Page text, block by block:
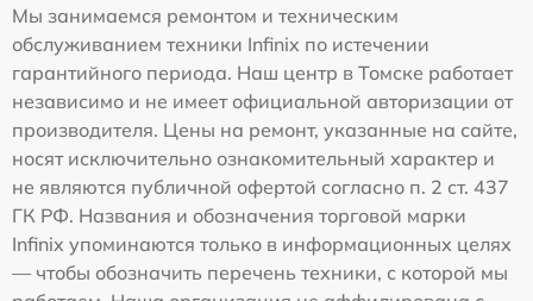
Мы занимаемся ремонтом и техническим
обслуживанием техники Infinix по истечении
гарантийного периода. Наш центр в Томске работает
независимо и не имеет официальной авторизации от
производителя. Цены на ремонт, указанные на сайте,
носят исключительно ознакомительный характер и
не являются публичной офертой согласно п. 2 ст. 437
ГК РФ. Названия и обозначения торговой марки
Infinix упоминаются только в информационных целях
— чтобы обозначить перечень техники, с которой мы